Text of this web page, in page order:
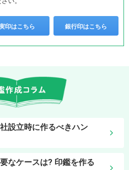
印はこちら 銀行印はこちら
設立時に作るべきハン
なケースは? 印鑑を作る